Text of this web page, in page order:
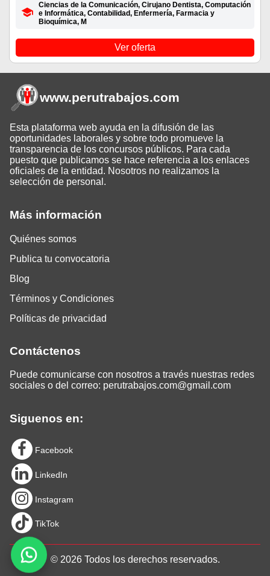
Ciencias de la Comunicación, Cirujano Dentista, Computación
e Informática, Contabilidad, Enfermería, Farmacia y
Bioquímica, M
Ver oferta
Más información
Quiénes somos
Publica tu convocatoria
Blog
Términos y Condiciones
Políticas de privacidad
Contáctenos
Puede comunicarse con nosotros a través nuestras redes
sociales o del correo: perutrabajos.com@gmail.com
Siguenos en:
Facebook
LinkedIn
Instagram
TikTok
www.perutrabajos.com
Esta plataforma web ayuda en la difusión de las
oportunidades laborales y sobre todo promueve la
transparencia de los concursos públicos. Para cada
puesto que publicamos se hace referencia a los enlaces
oficiales de la entidad. Nosotros no realizamos la
selección de personal.
© 2026 Todos los derechos reservados.